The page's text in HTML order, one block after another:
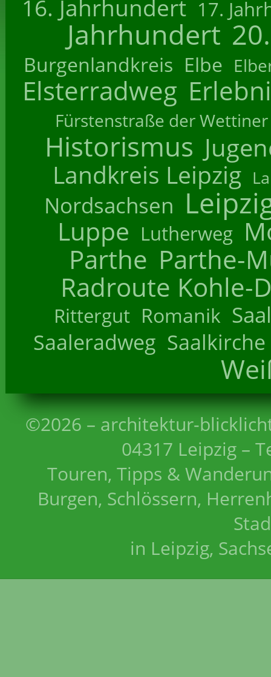
16. Jahrhundert 17.
Jahrhundert
Burgenlandkreis Elbe
Elsterradweg
Fürstenstraße der Wettiner
Historismus
Landkreis Leipzig
Nordsachsen
Luppe Lutherweg
Parthe Parthe-
Radroute Kohle-
Rittergut Romanik
Saaleradweg Saalkirche
©2026 – architektur-
04317 Leipzig –
Touren, Tipps &
Burgen, Schlössern,
in Leipzig,